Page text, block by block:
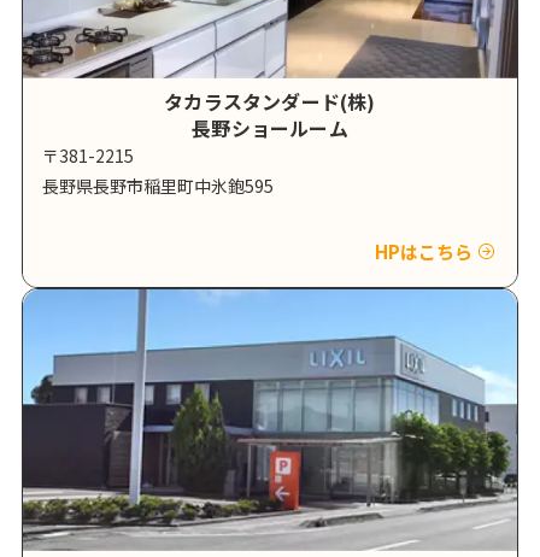
タカラスタンダード(株)
長野ショールーム
〒381-2215
長野県長野市稲里町中氷鉋595
HPはこちら